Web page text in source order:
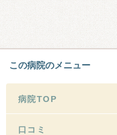
この病院のメニュー
病院TOP
口コミ